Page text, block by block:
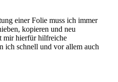
einer Folie muss ich immer
kopieren und neu
mir hierfür hilfreiche
ich schnell und vor allem auch